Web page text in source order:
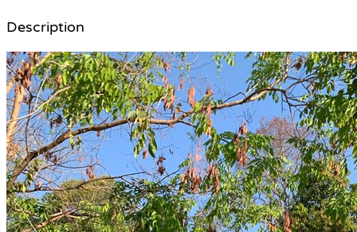
Description